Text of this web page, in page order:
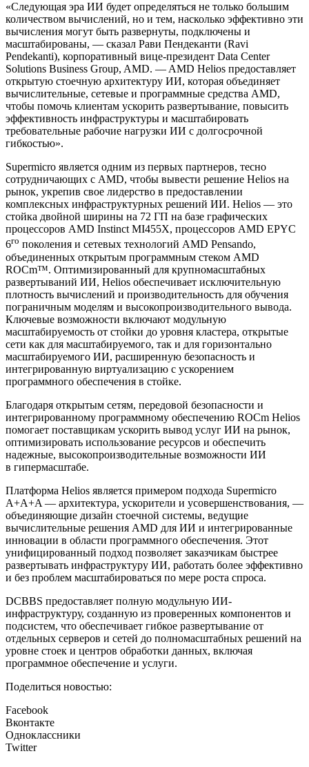
«Следующая эра ИИ будет определяться не только большим
количеством вычислений, но и тем, насколько эффективно эти
вычисления могут быть развернуты, подключены и
масштабированы, — сказал Рави Пендеканти (Ravi
Pendekanti), корпоративный вице-президент Data Center
Solutions Business Group, AMD. — AMD Helios предоставляет
открытую стоечную архитектуру ИИ, которая объединяет
вычислительные, сетевые и программные средства AMD,
чтобы помочь клиентам ускорить развертывание, повысить
эффективность инфраструктуры и масштабировать
требовательные рабочие нагрузки ИИ с долгосрочной
гибкостью».
Supermicro является одним из первых партнеров, тесно
сотрудничающих с AMD, чтобы вывести решение Helios на
рынок, укрепив свое лидерство в предоставлении
комплексных инфраструктурных решений ИИ. Helios — это
стойка двойной ширины на 72 ГП на базе графических
процессоров AMD Instinct MI455X, процессоров AMD EPYC
6го поколения и сетевых технологий AMD Pensando,
объединенных открытым программным стеком AMD
ROCm™. Оптимизированный для крупномасштабных
развертываний ИИ, Helios обеспечивает исключительную
плотность вычислений и производительность для обучения
пограничным моделям и высокопроизводительного вывода.
Ключевые возможности включают модульную
масштабируемость от стойки до уровня кластера, открытые
сети как для масштабируемого, так и для горизонтально
масштабируемого ИИ, расширенную безопасность и
интегрированную виртуализацию с ускорением
программного обеспечения в стойке.
Благодаря открытым сетям, передовой безопасности и
интегрированному программному обеспечению ROCm Helios
помогает поставщикам ускорить вывод услуг ИИ на рынок,
оптимизировать использование ресурсов и обеспечить
надежные, высокопроизводительные возможности ИИ
в гипермасштабе.
Платформа Helios является примером подхода Supermicro
A+A+A — архитектура, ускорители и усовершенствования, —
объединяющие дизайн стоечной системы, ведущие
вычислительные решения AMD для ИИ и интегрированные
инновации в области программного обеспечения. Этот
унифицированный подход позволяет заказчикам быстрее
развертывать инфраструктуру ИИ, работать более эффективно
и без проблем масштабироваться по мере роста спроса.
DCBBS предоставляет полную модульную ИИ-
инфраструктуру, созданную из проверенных компонентов и
подсистем, что обеспечивает гибкое развертывание от
отдельных серверов и сетей до полномасштабных решений на
уровне стоек и центров обработки данных, включая
программное обеспечение и услуги.
Поделиться новостью:
Facebook
Вконтакте
Одноклассники
Twitter